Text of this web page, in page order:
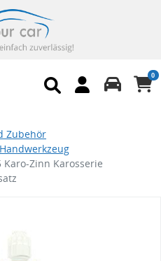
0
Zubehör
Handwerkzeug
Karo-Zinn Karosserie